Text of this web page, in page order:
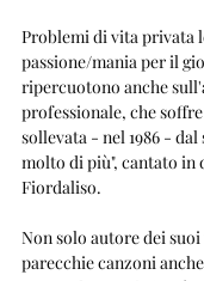
Problemi di vita privata
passione/mania per il
ripercuotono anche
professionale, che
sollevata - nel 1986 -
molto di più", cantato in
Fiordaliso.
Non solo autore dei
parecchie canzoni